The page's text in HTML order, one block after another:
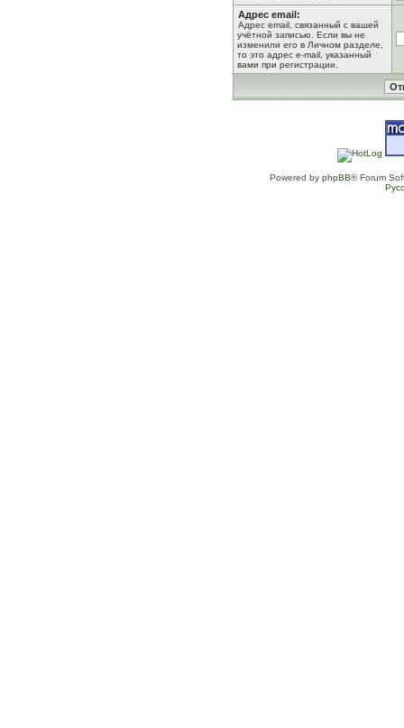
Адрес email:
Адрес email, связанный с вашей
учётной записью. Если вы не
изменили его в Личном разделе,
то это адрес e-mail, указанный
вами при регистрации.
Powered by phpBB® Forum